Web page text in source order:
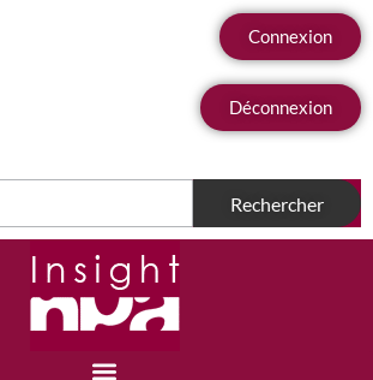
Connexion
Déconnexion